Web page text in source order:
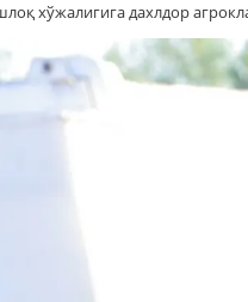
хўжалигига дахлдор